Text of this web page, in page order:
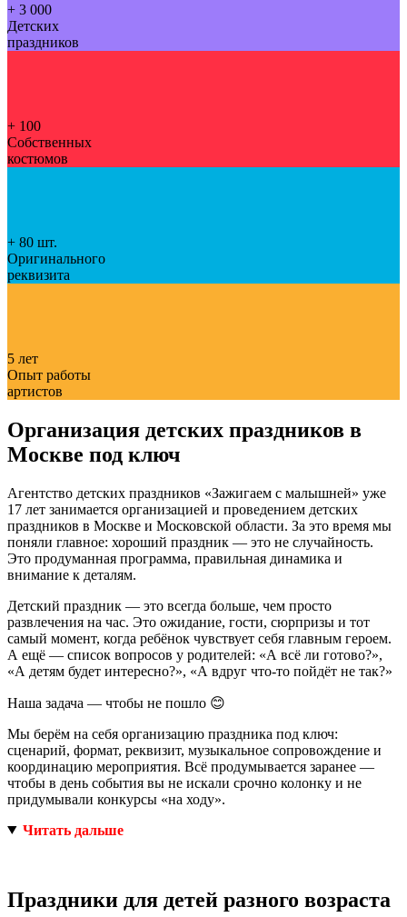
+ 3 000
Детских
праздников
+ 100
Собственных
костюмов
+ 80 шт.
Оригинального
реквизита
5 лет
Опыт работы
артистов
Организация детских праздников в
Москве под ключ
Агентство детских праздников «Зажигаем с малышней» уже
17 лет занимается организацией и проведением детских
праздников в Москве и Московской области. За это время мы
поняли главное: хороший праздник — это не случайность.
Это продуманная программа, правильная динамика и
внимание к деталям.
Детский праздник — это всегда больше, чем просто
развлечения на час. Это ожидание, гости, сюрпризы и тот
самый момент, когда ребёнок чувствует себя главным героем.
А ещё — список вопросов у родителей: «А всё ли готово?»,
«А детям будет интересно?», «А вдруг что-то пойдёт не так?»
Наша задача — чтобы не пошло 😊
Мы берём на себя организацию праздника под ключ:
сценарий, формат, реквизит, музыкальное сопровождение и
координацию мероприятия. Всё продумывается заранее —
чтобы в день события вы не искали срочно колонку и не
придумывали конкурсы «на ходу».
Читать дальше
Праздники для детей разного возраста